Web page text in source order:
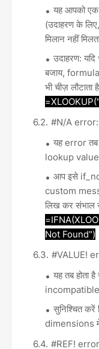
यह आपको
(उदाहरण के
मिलान नहीं
उदाहरण:
बजाय,
भी चीज़ लौटाता
#N/A error:
यह error तब
lookup value
आप इसे
custom
लिख कर संभाल
Not Found")
#VALUE!
यह तब
incompatible
सुनिश्चित
dimensions
#REF!